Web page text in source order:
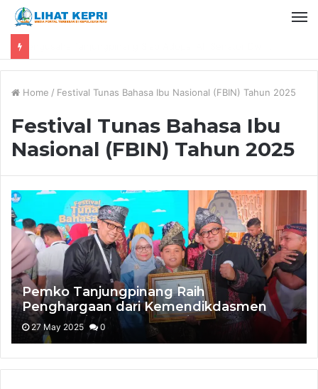
Home / Festival Tunas Bahasa Ibu Nasional (FBIN) Tahun 2025
Festival Tunas Bahasa Ibu
Nasional (FBIN) Tahun 2025
Pemko Tanjungpinang Raih
Penghargaan dari Kemendikdasmen
atas Komitmen Melestarikan Bahasa
Melayu
27 May 2025 0